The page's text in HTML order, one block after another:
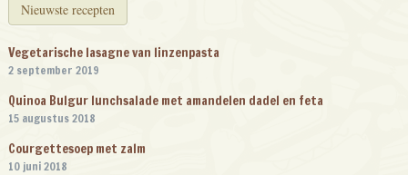
Nieuwste recepten
Vegetarische lasagne van linzenpasta
2 september 2019
Quinoa Bulgur lunchsalade met amandelen dadel en feta
15 augustus 2018
Courgettesoep met zalm
10 juni 2018